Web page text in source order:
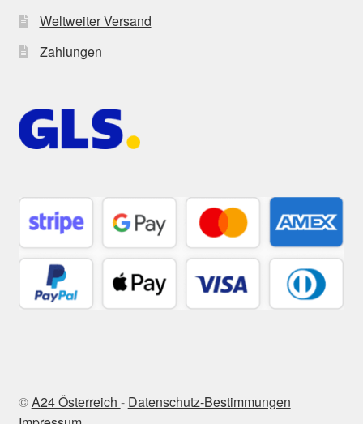
Weltweiter Versand
Zahlungen
©A24 Österreich - Datenschutz-Bestimmungen